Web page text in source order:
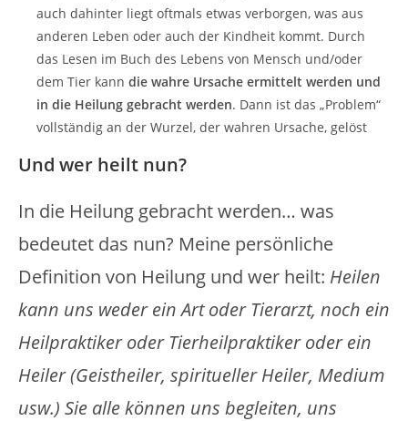
auch dahinter liegt oftmals etwas verborgen, was aus
anderen Leben oder auch der Kindheit kommt. Durch
das Lesen im Buch des Lebens von Mensch und/oder
dem Tier kann die wahre Ursache ermittelt werden und
in die Heilung gebracht werden. Dann ist das „Problem“
vollständig an der Wurzel, der wahren Ursache, gelöst
Und wer heilt nun?
In die Heilung gebracht werden… was
bedeutet das nun? Meine persönliche
Definition von Heilung und wer heilt: Heilen
kann uns weder ein Art oder Tierarzt, noch ein
Heilpraktiker oder Tierheilpraktiker oder ein
Heiler (Geistheiler, spiritueller Heiler, Medium
usw.) Sie alle können uns begleiten, uns